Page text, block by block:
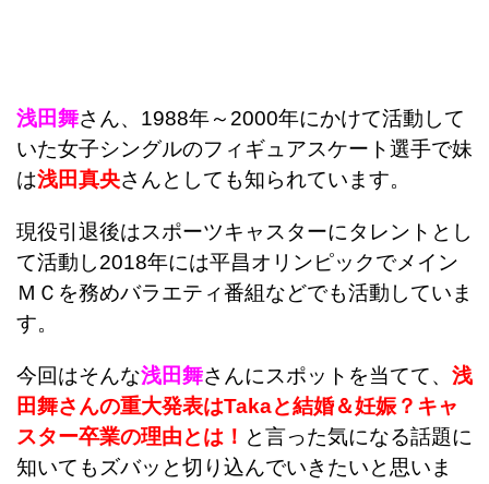
浅田舞さん、1988年～2000年にかけて活動して
いた女子シングルのフィギュアスケート選手で妹
は浅田真央さんとしても知られています。
現役引退後はスポーツキャスターにタレントとし
て活動し2018年には平昌オリンピックでメイン
ＭＣを務めバラエティ番組などでも活動していま
す。
今回はそんな浅田舞さんにスポットを当てて、 浅
田舞さんの重大発表はTakaと結婚＆妊娠？キャ
スター卒業の理由とは！ と言った気になる話題に
知いてもズバッと切り込んでいきたいと思いま